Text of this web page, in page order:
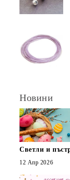
Новини
Светли и
12 Апр 2026